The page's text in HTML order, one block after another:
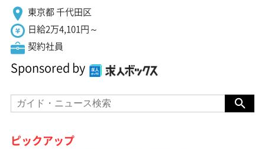
東京都 千代田区
日給2万4,101円～
契約社員
Sponsored by
ピックアップ